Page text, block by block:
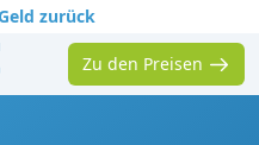
zurück
Zu den Preisen